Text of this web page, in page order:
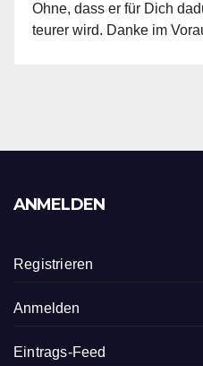
Ohne, dass er für Dich
teurer wird. Danke im
ANMELDEN
Registrieren
Anmelden
Eintrags-Feed